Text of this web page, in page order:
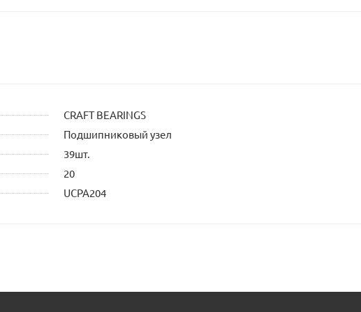
CRAFT BEARINGS
Подшипниковый узел
39шт.
20
UCPA204